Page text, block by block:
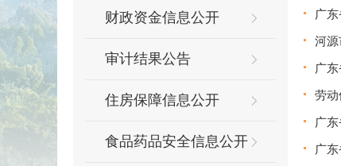
财政资金信息公开
审计结果公告
住房保障信息公开
食品药品安全信息公开
广
河
广
劳
广
广